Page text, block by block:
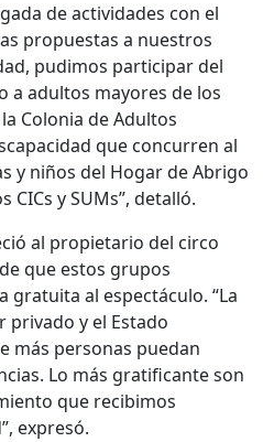
de actividades con el
propuestas a nuestros
pudimos participar del
a adultos mayores de los
Colonia de Adultos
que concurren al
y niños del Hogar de Abrigo
CICs y SUMs”, detalló.
al propietario del circo
que estos grupos
gratuita al espectáculo. “La
y el Estado
más personas puedan
Lo más gratificante son
que recibimos
expresó.